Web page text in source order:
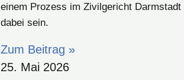
einem Prozess im Zivilgericht Darmstadt
dabei sein.
Zum Beitrag »
25. Mai 2026